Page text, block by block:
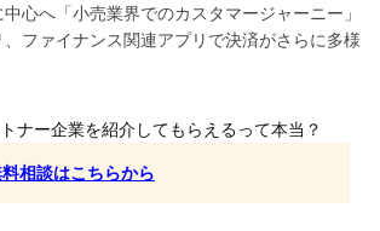
心へ「小売業界でのカスタマージャーニー」
ファイナンス関連アプリで決済がさらに多様
ナー企業を紹介してもらえるって本当？
相談はこちらから